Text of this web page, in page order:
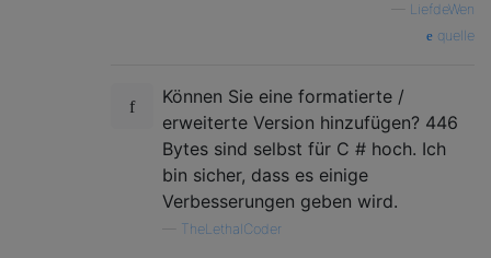
LiefdeWen
quelle
Können Sie eine formatierte /
erweiterte Version hinzufügen? 446
Bytes sind selbst für C # hoch. Ich
bin sicher, dass es einige
Verbesserungen geben wird.
TheLethalCoder